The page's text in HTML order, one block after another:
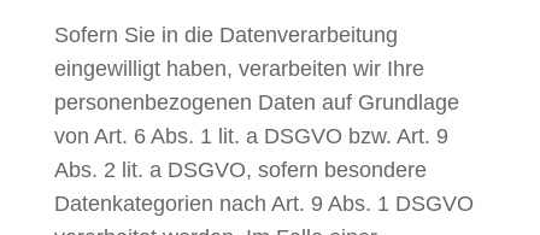
Sofern Sie in die Datenverarbeitung
eingewilligt haben, verarbeiten wir Ihre
personenbezogenen Daten auf Grundlage
von Art. 6 Abs. 1 lit. a DSGVO bzw. Art. 9
Abs. 2 lit. a DSGVO, sofern besondere
Datenkategorien nach Art. 9 Abs. 1 DSGVO